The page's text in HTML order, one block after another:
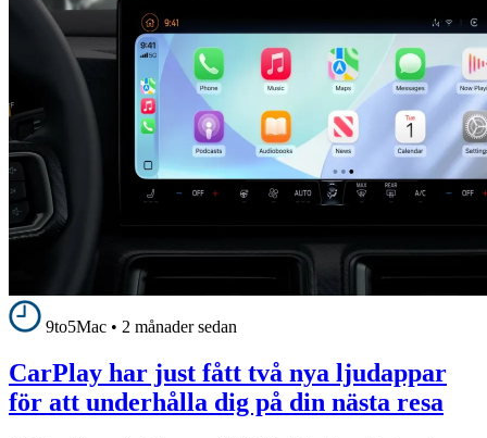
9to5Mac • 2 månader sedan
CarPlay har just fått två nya ljudappar
för att underhålla dig på din nästa resa